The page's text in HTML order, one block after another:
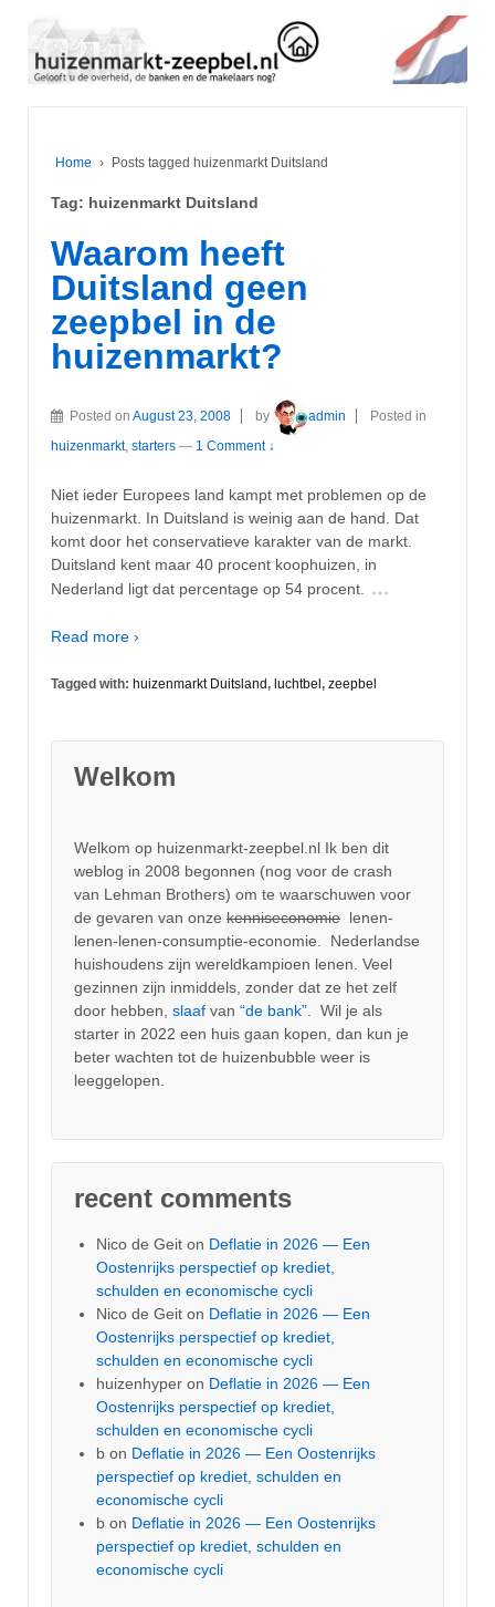
Home › Posts tagged huizenmarkt Duitsland
Tag: huizenmarkt Duitsland
Waarom heeft
Duitsland geen
zeepbel in de
huizenmarkt?
Posted on August 23, 2008 by admin
Posted in
huizenmarkt, starters — 1 Comment ↓
Niet ieder Europees land kampt met problemen op de
huizenmarkt. In Duitsland is weinig aan de hand. Dat
komt door het conservatieve karakter van de markt.
Duitsland kent maar 40 procent koophuizen, in
Nederland ligt dat percentage op 54 procent.
…
Read more ›
Tagged with: huizenmarkt Duitsland, luchtbel , zeepbel
Welkom
Welkom op huizenmarkt-zeepbel.nl Ik ben dit
weblog in 2008 begonnen (nog voor de crash
van Lehman Brothers) om te waarschuwen voor
de gevaren van onze kenniseconomie lenen-
lenen-lenen-consumptie-economie. Nederlandse
huishoudens zijn wereldkampioen lenen. Veel
gezinnen zijn inmiddels, zonder dat ze het zelf
door hebben, slaaf van “de bank”.
Wil je als
starter in 2022 een huis gaan kopen, dan kun je
beter wachten tot de huizenbubble weer is
leeggelopen.
recent comments
Nico de Geit on Deflatie in 2026 — Een
Oostenrijks perspectief op krediet,
schulden en economische cycli
Nico de Geit on Deflatie in 2026 — Een
Oostenrijks perspectief op krediet,
schulden en economische cycli
huizenhyper on Deflatie in 2026 — Een
Oostenrijks perspectief op krediet,
schulden en economische cycli
b on Deflatie in 2026 — Een Oostenrijks
perspectief op krediet, schulden en
economische cycli
b on Deflatie in 2026 — Een Oostenrijks
perspectief op krediet, schulden en
economische cycli